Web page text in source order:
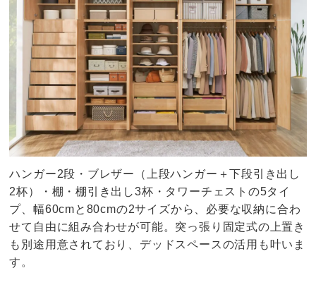
ハンガー2段・ブレザー（上段ハンガー＋下段引き出し
2杯）・棚・棚引き出し3杯・タワーチェストの5タイ
プ、幅60cmと80cmの2サイズから、必要な収納に合わ
せて自由に組み合わせが可能。突っ張り固定式の上置き
も別途用意されており、デッドスペースの活用も叶いま
す。